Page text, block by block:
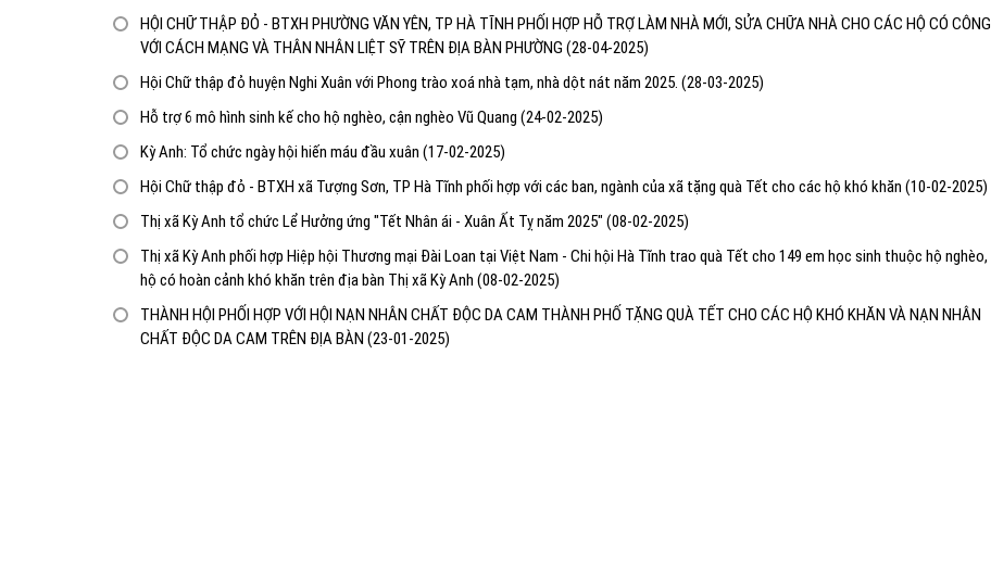
HỘI CHỮ THẬP ĐỎ - BTXH PHƯỜNG VĂN YÊN, TP HÀ TĨNH PHỐI HỢP HỖ TRỢ LÀM NHÀ MỚI, SỬA CHỮA NHÀ CHO CÁC HỘ CÓ CÔNG
VỚI CÁCH MẠNG VÀ THÂN NHÂN LIỆT SỸ TRÊN ĐỊA BÀN PHƯỜNG (28-04-2025)
Hội Chữ thập đỏ huyện Nghi Xuân với Phong trào xoá nhà tạm, nhà dột nát năm 2025. (28-03-2025)
Hỗ trợ 6 mô hình sinh kế cho hộ nghèo, cận nghèo Vũ Quang (24-02-2025)
Kỳ Anh: Tổ chức ngày hội hiến máu đầu xuân (17-02-2025)
Hội Chữ thập đỏ - BTXH xã Tượng Sơn, TP Hà Tĩnh phối hợp với các ban, ngành của xã tặng quà Tết cho các hộ khó khăn (10-02-2025)
Thị xã Kỳ Anh tổ chức Lể Hưởng ứng "Tết Nhân ái - Xuân Ất Tỵ năm 2025" (08-02-2025)
Thị xã Kỳ Anh phối hợp Hiệp hội Thương mại Đài Loan tại Việt Nam - Chi hội Hà Tĩnh trao quà Tết cho 149 em học sinh thuộc hộ nghèo,
hộ có hoàn cảnh khó khăn trên địa bàn Thị xã Kỳ Anh (08-02-2025)
THÀNH HỘI PHỐI HỢP VỚI HỘI NẠN NHÂN CHẤT ĐỘC DA CAM THÀNH PHỐ TẶNG QUÀ TẾT CHO CÁC HỘ KHÓ KHĂN VÀ NẠN NHÂN
CHẤT ĐỘC DA CAM TRÊN ĐỊA BÀN (23-01-2025)